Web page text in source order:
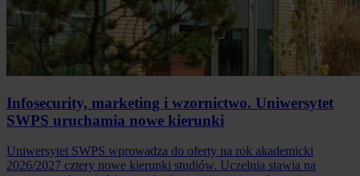
Infosecurity, marketing i wzornictwo. Uniwersytet
SWPS uruchamia nowe kierunki
Uniwersytet SWPS wprowadza do oferty na rok akademicki
2026/2027 cztery nowe kierunki studiów. Uczelnia stawia na